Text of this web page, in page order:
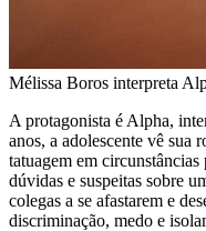
Mélissa Boros interpreta
A protagonista é Alpha,
anos, a adolescente vê sua
tatuagem em
dúvidas e suspeitas sobre
colegas a se afastarem e
discriminação, medo e